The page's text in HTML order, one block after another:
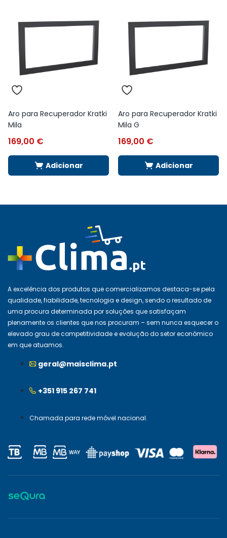
Aro para Recuperador Kratki
Mila
169,00 €
Adicionar
Aro para Recuperador Kratki
Mila G
169,00 €
Adicionar
A excelência dos produtos que comercializamos destaca-se pela
qualidade, fiabilidade, tecnologia e design, sendo o resultado de
uma procura determinada por soluções que satisfaçam
plenamente os clientes que nos procuram – sem nunca esquecer o
elevado grau de competitividade e evolução do setor económico
em que atuamos.
geral@maisclima.pt
+351 915 267 741
Chamada para rede móvel nacional.